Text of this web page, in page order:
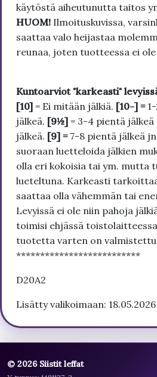
käytöstä aiheutunutta taitos
HUOM! Ilmoituskuvissa,
saattaa valo heijastaa
reunaa, joten tuotteessa ei ole
Kuntoarviot "karkeasti"
[10] = Ei mitään jälkiä. [10-] =
jälkeä. [9½] = 3-4 pientä jälkeä
jälkeä. [9] = 7-8 pientä jälkeä
suoraan luetteloida jälkien
olla eri kokoisia tai ym. mutta
lueteltuna. Karkeasti
saattaa olla vähemmän tai
Levyissä ei ole niin pahoja
toimisi ehjässä
tuotetta varten on
**************************
D20A2
Lisätty valikoimaan: 18.05.2026
© 2026 Siistit leffat